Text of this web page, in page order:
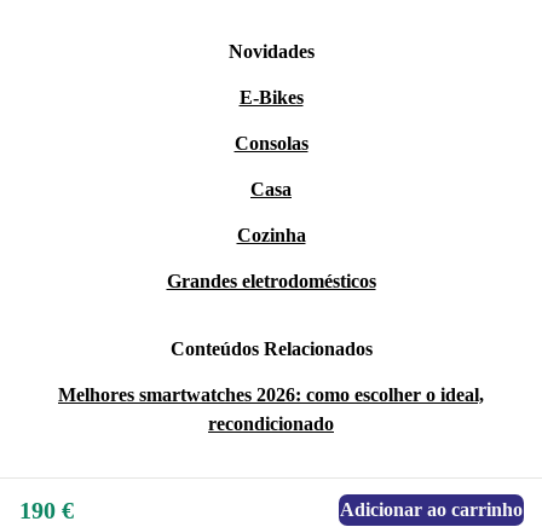
Novidades
E-Bikes
Consolas
Casa
Cozinha
Grandes eletrodomésticos
Conteúdos Relacionados
Melhores smartwatches 2026: como escolher o ideal,
recondicionado
190 € Adicionar ao carrinho